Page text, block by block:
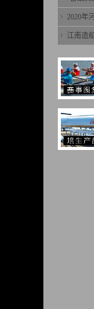
2020年
江南造